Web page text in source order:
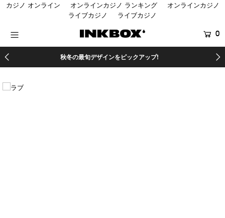
カジノ オンライン オンラインカジノ ランキング
オンラインカジノ
ライブカジノ
ライブカジノ
0
秋冬の最旬デザインをピックアップ!
SHOP